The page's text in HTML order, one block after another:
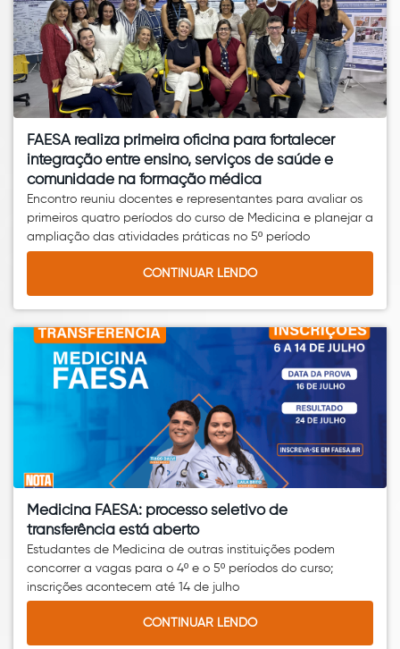
FAESA realiza primeira oficina para fortalecer
integração entre ensino, serviços de saúde e
comunidade na formação médica
Encontro reuniu docentes e representantes para avaliar os
primeiros quatro períodos do curso de Medicina e planejar a
ampliação das atividades práticas no 5º período
CONTINUAR LENDO
Medicina FAESA: processo seletivo de
transferência está aberto
Estudantes de Medicina de outras instituições podem
concorrer a vagas para o 4º e o 5º períodos do curso;
inscrições acontecem até 14 de julho
CONTINUAR LENDO